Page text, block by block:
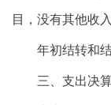
目，没有其他收
年初结转和
三、支出决